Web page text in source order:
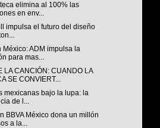
elimina al 100% las
en env...
impulsa el futuro del diseño
México: ADM impulsa la
para mas...
LA CANCIÓN: CUANDO LA
SE CONVIERT...
mexicanas bajo la lupa: la
de l...
BBVA México dona un millón
a la...